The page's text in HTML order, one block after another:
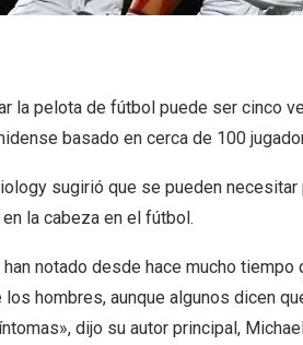
la pelota de fútbol puede ser cinco
basado en cerca de 100
sugirió que se pueden
la cabeza en el fútbol.
notado desde hace mucho
los hombres, aunque algunos dicen
dijo su autor principal,